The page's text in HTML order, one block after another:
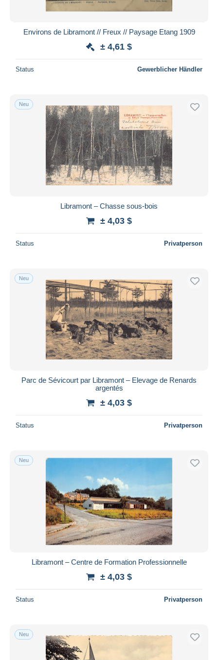
Environs de Libramont // Freux // Paysage Etang 1909
± 4,61 $
Status Gewerblicher Händler
Neu
Libramont – Chasse sous-bois
± 4,03 $
Status Privatperson
Neu
Parc de Sévicourt par Libramont – Elevage de Renards
argentés
± 4,03 $
Status Privatperson
Neu
Libramont – Centre de Formation Professionnelle
± 4,03 $
Status Privatperson
Neu